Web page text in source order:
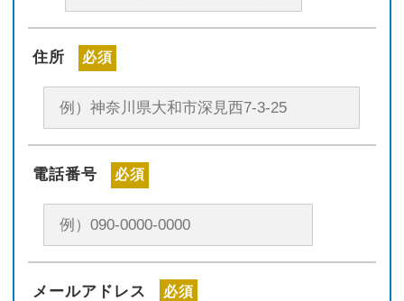
住所 必須
電話番号 必須
メールアドレス 必須